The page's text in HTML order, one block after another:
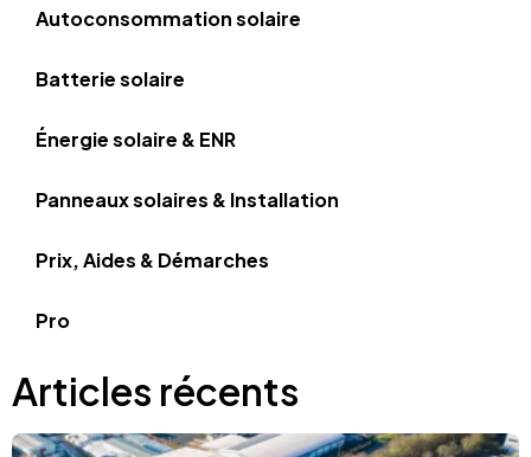
Autoconsommation solaire
Batterie solaire
Énergie solaire & ENR
Panneaux solaires & Installation
Prix, Aides & Démarches
Pro
Articles récents